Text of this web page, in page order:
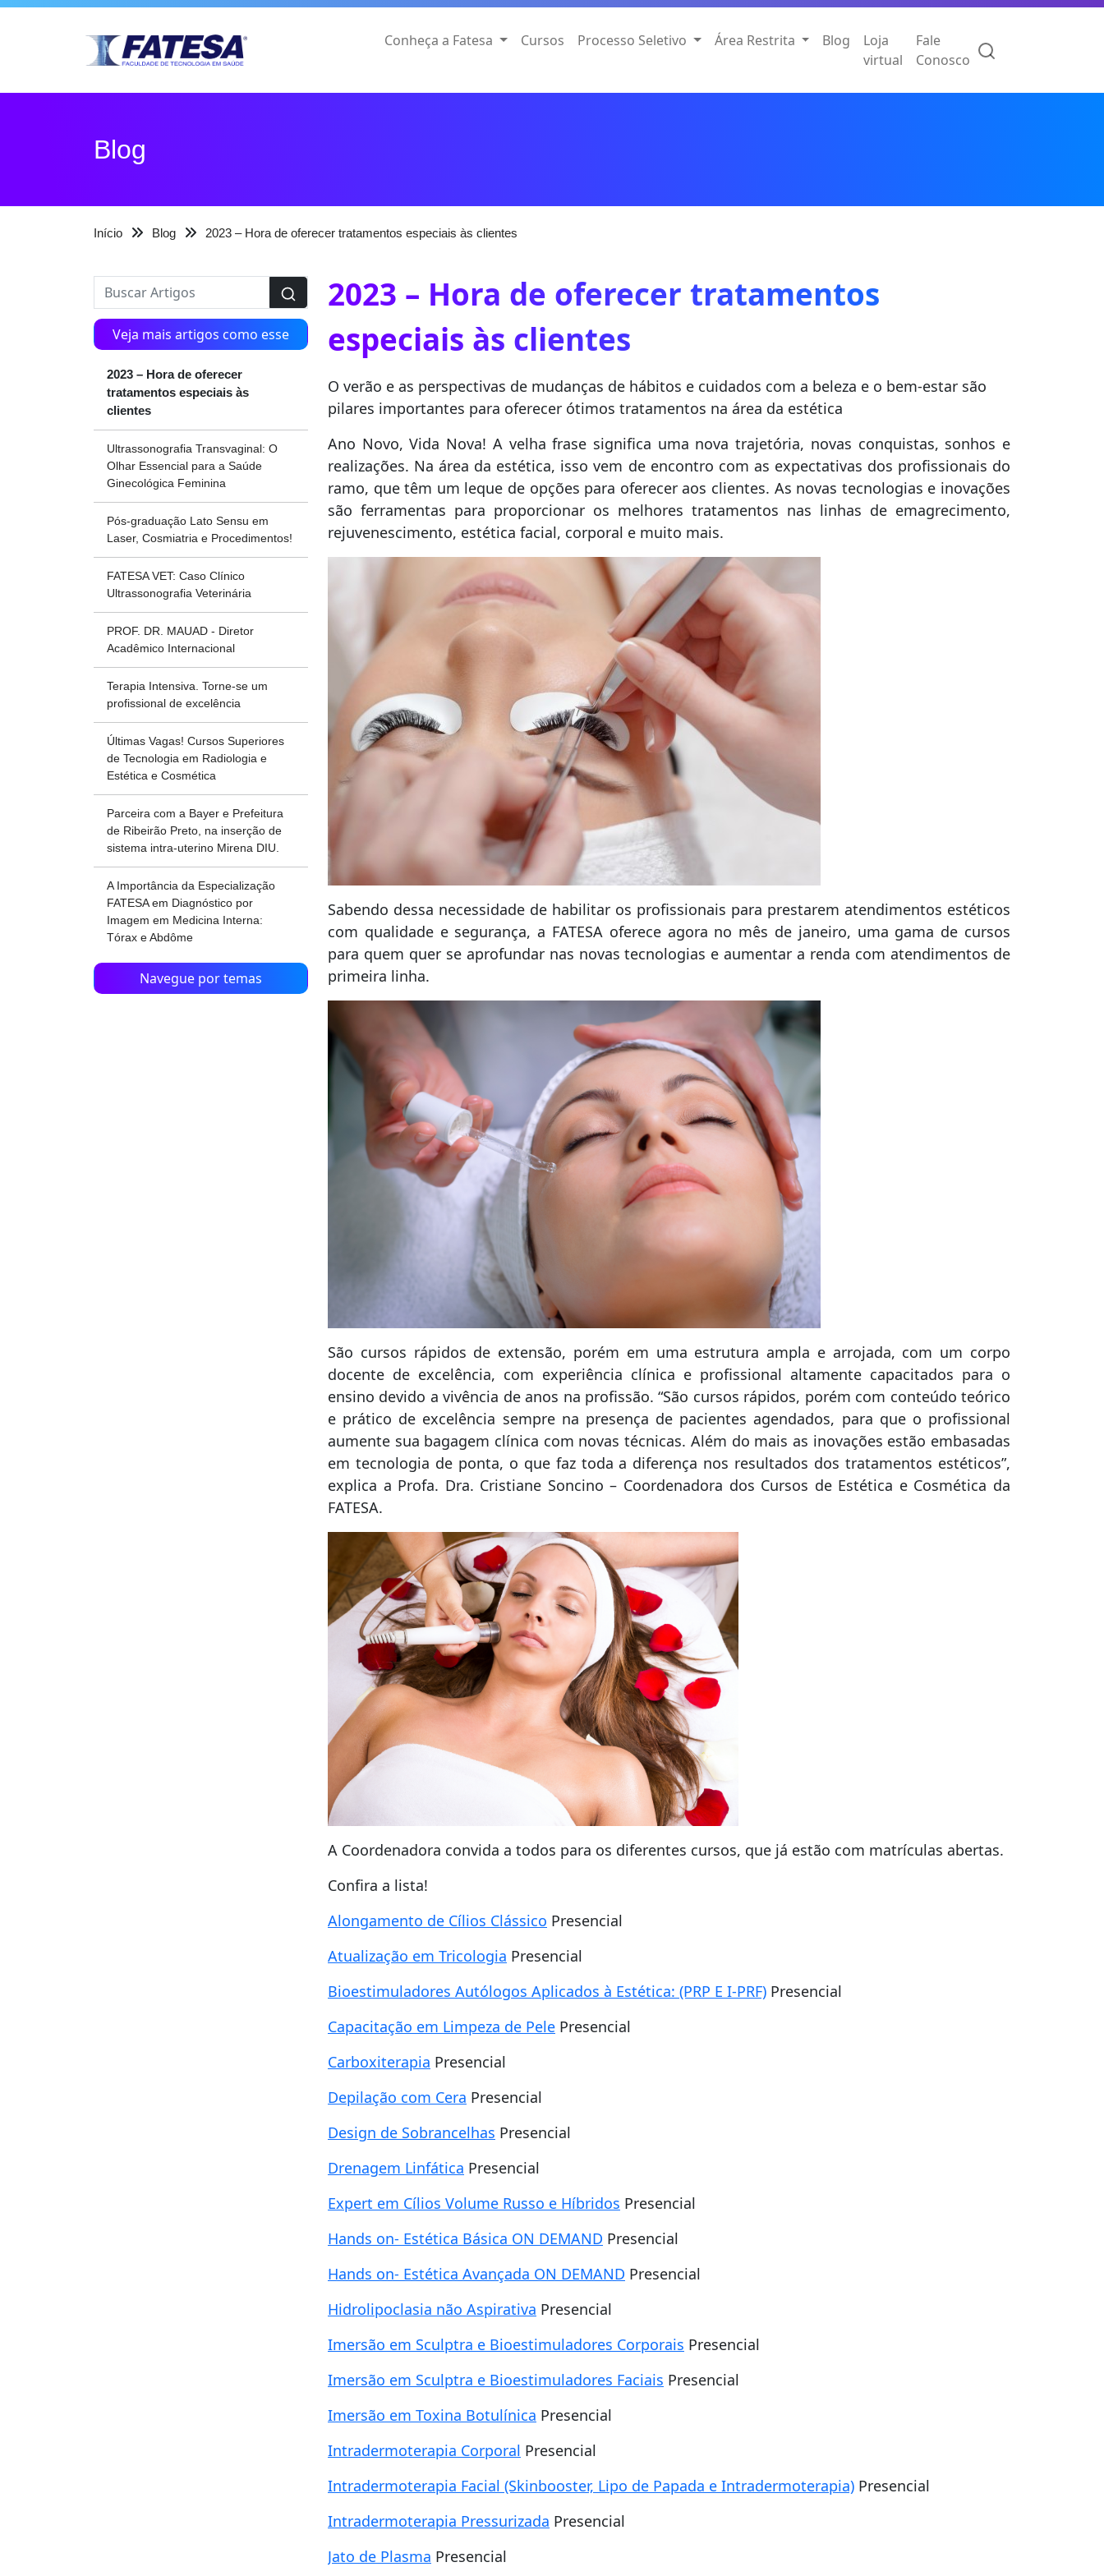
Conheça a Fatesa Cursos Processo Seletivo Área Restrita Blog
Loja
virtual
Fale
Conosco
Blog
Início Blog 2023 – Hora de oferecer tratamentos especiais às clientes
Veja mais artigos como esse
2023 – Hora de oferecer
tratamentos especiais às
clientes
Ultrassonografia Transvaginal: O
Olhar Essencial para a Saúde
Ginecológica Feminina
Pós-graduação Lato Sensu em
Laser, Cosmiatria e Procedimentos!
FATESA VET: Caso Clínico
Ultrassonografia Veterinária
PROF. DR. MAUAD - Diretor
Acadêmico Internacional
Terapia Intensiva. Torne-se um
profissional de excelência
Últimas Vagas! Cursos Superiores
de Tecnologia em Radiologia e
Estética e Cosmética
Parceira com a Bayer e Prefeitura
de Ribeirão Preto, na inserção de
sistema intra-uterino Mirena DIU.
A Importância da Especialização
FATESA em Diagnóstico por
Imagem em Medicina Interna:
Tórax e Abdôme
Navegue por temas
2023 – Hora de oferecer tratamentos
especiais às clientes
O verão e as perspectivas de mudanças de hábitos e cuidados com a beleza e o bem-estar são
pilares importantes para oferecer ótimos tratamentos na área da estética
Ano Novo, Vida Nova! A velha frase significa uma nova trajetória, novas conquistas, sonhos e
realizações. Na área da estética, isso vem de encontro com as expectativas dos profissionais do
ramo, que têm um leque de opções para oferecer aos clientes. As novas tecnologias e inovações
são ferramentas para proporcionar os melhores tratamentos nas linhas de emagrecimento,
rejuvenescimento, estética facial, corporal e muito mais.
Sabendo dessa necessidade de habilitar os profissionais para prestarem atendimentos estéticos
com qualidade e segurança, a FATESA oferece agora no mês de janeiro, uma gama de cursos
para quem quer se aprofundar nas novas tecnologias e aumentar a renda com atendimentos de
primeira linha.
São cursos rápidos de extensão, porém em uma estrutura ampla e arrojada, com um corpo
docente de excelência, com experiência clínica e profissional altamente capacitados para o
ensino devido a vivência de anos na profissão. “São cursos rápidos, porém com conteúdo teórico
e prático de excelência sempre na presença de pacientes agendados, para que o profissional
aumente sua bagagem clínica com novas técnicas. Além do mais as inovações estão embasadas
em tecnologia de ponta, o que faz toda a diferença nos resultados dos tratamentos estéticos”,
explica a Profa. Dra. Cristiane Soncino – Coordenadora dos Cursos de Estética e Cosmética da
FATESA.
A Coordenadora convida a todos para os diferentes cursos, que já estão com matrículas abertas.
Confira a lista!
Alongamento de Cílios Clássico Presencial
Atualização em Tricologia Presencial
Bioestimuladores Autólogos Aplicados à Estética: (PRP E I-PRF) Presencial
Capacitação em Limpeza de Pele Presencial
Carboxiterapia Presencial
Depilação com Cera Presencial
Design de Sobrancelhas Presencial
Drenagem Linfática Presencial
Expert em Cílios Volume Russo e Híbridos Presencial
Hands on- Estética Básica ON DEMAND Presencial
Hands on- Estética Avançada ON DEMAND Presencial
Hidrolipoclasia não Aspirativa Presencial
Imersão em Sculptra e Bioestimuladores Corporais Presencial
Imersão em Sculptra e Bioestimuladores Faciais Presencial
Imersão em Toxina Botulínica Presencial
Intradermoterapia Corporal Presencial
Intradermoterapia Facial (Skinbooster, Lipo de Papada e Intradermoterapia) Presencial
Intradermoterapia Pressurizada Presencial
Jato de Plasma Presencial